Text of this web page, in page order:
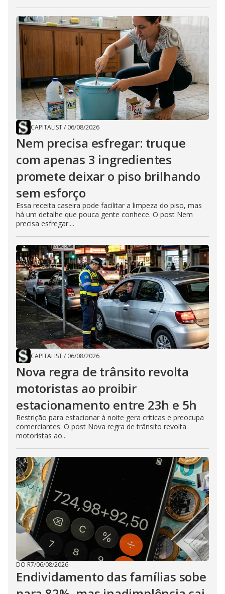
CAPITALIST/ 06/08/2026
Nem precisa esfregar: truque
com apenas 3 ingredientes
promete deixar o piso brilhando
sem esforço
Essa receita caseira pode facilitar a limpeza do piso, mas
há um detalhe que pouca gente conhece. O post Nem
precisa esfregar:...
CAPITALIST/ 06/08/2026
Nova regra de trânsito revolta
motoristas ao proibir
estacionamento entre 23h e 5h
Restrição para estacionar à noite gera críticas e preocupa
comerciantes. O post Nova regra de trânsito revolta
motoristas ao...
DO R7/06/08/2026
Endividamento das famílias sobe